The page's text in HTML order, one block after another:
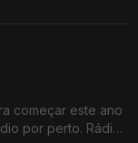
começar este ano
por perto. Rádio